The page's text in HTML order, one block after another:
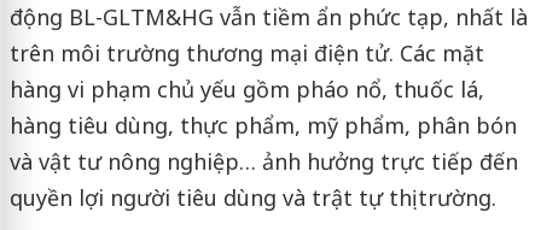
động BL-GLTM&HG vẫn tiềm ẩn phức tạp, nhất là
trên môi trường thương mại điện tử. Các mặt
hàng vi phạm chủ yếu gồm pháo nổ, thuốc lá,
hàng tiêu dùng, thực phẩm, mỹ phẩm, phân bón
và vật tư nông nghiệp… ảnh hưởng trực tiếp đến
quyền lợi người tiêu dùng và trật tự thị trường.